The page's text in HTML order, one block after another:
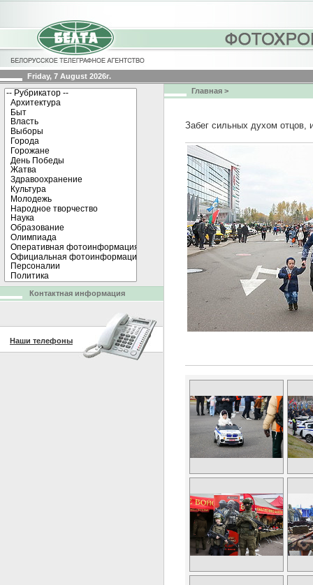
Friday, 7 August 2026г.
Главная >
Забег сильных духом
Контактная информация
Наши телефоны